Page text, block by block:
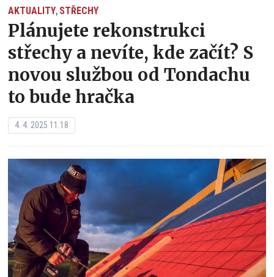
AKTUALITY, STŘECHY
Plánujete rekonstrukci
střechy a nevíte, kde začít? S
novou službou od Tondachu
to bude hračka
4. 4. 2025 11:18